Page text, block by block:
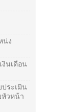
น่ง
นเดือน
ระเมิน
หัวหน้า